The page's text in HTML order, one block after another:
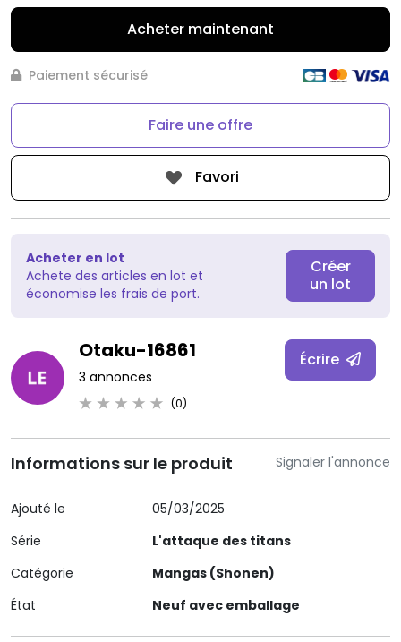
Acheter maintenant
Paiement sécurisé
Faire une offre
Favori
Acheter en lot
Achete des articles en lot et
économise les frais de port.
Créer
un lot
Otaku-16861
3 annonces
(0)
Écrire
Signaler l'annonce
Informations sur le produit
Ajouté le
05/03/2025
Série
L'attaque des titans
Catégorie
Mangas (Shonen)
État
Neuf avec emballage